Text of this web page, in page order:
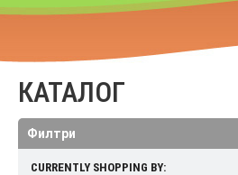
КАТАЛОГ
Филтри
CURRENTLY SHOPPING BY: